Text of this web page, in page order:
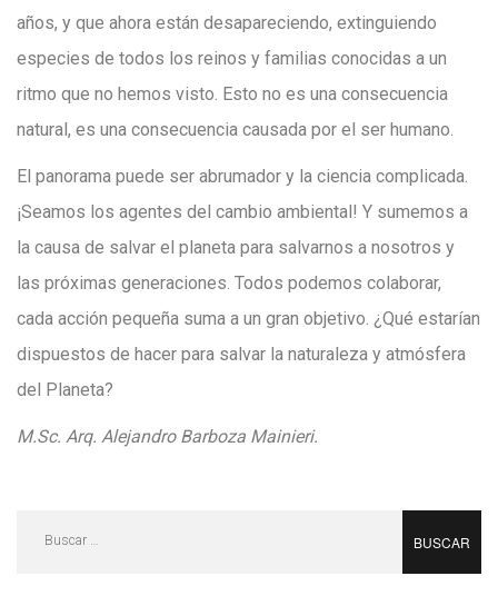
años, y que ahora están desapareciendo, extinguiendo
especies de todos los reinos y familias conocidas a un
ritmo que no hemos visto. Esto no es una consecuencia
natural, es una consecuencia causada por el ser humano.
El panorama puede ser abrumador y la ciencia complicada.
¡Seamos los agentes del cambio ambiental! Y sumemos a
la causa de salvar el planeta para salvarnos a nosotros y
las próximas generaciones. Todos podemos colaborar,
cada acción pequeña suma a un gran objetivo. ¿Qué estarían
dispuestos de hacer para salvar la naturaleza y atmósfera
del Planeta?
M.Sc. Arq. Alejandro Barboza Mainieri.